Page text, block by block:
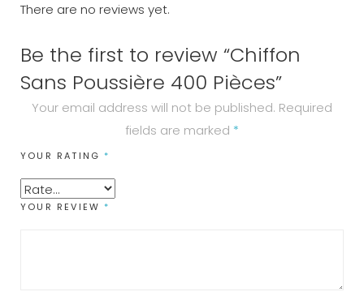
There are no reviews yet.
Be the first to review “Chiffon
Sans Poussière 400 Pièces”
Your email address will not be published. Required
fields are marked *
YOUR RATING *
YOUR REVIEW *